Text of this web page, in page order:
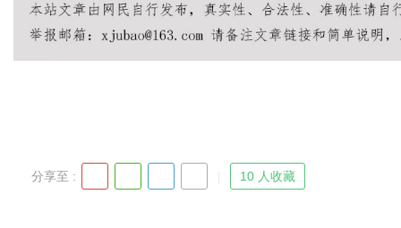
分享至 : 10 人收藏